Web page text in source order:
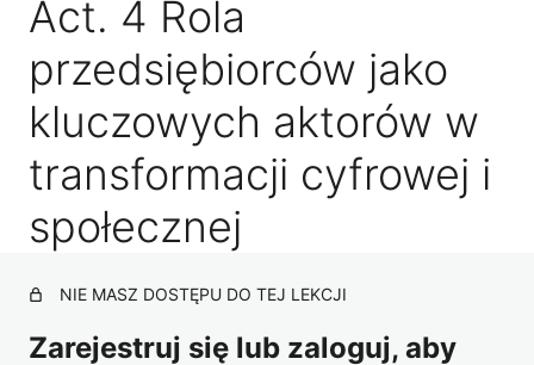
Samoświadomość i poczucie własnej
skuteczności
4 lekcje
Rola przedsiębiorców jako
kluczowych aktorów w transformacji
cyfrowej i społecznej
Act. 1 Rola przedsiębiorców jako kluczowych aktorów w
Act. 2 Rola przedsiębiorców jako kluczowych aktorów w
transformacji cyfrowej i społecznej
Act. 4 Rola
przedsiębiorców jako
kluczowych aktorów w
transformacji cyfrowej i
społecznej
NIE MASZ DOSTĘPU DO TEJ LEKCJI
Zarejestruj się lub zaloguj, aby